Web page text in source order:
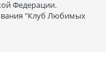
Федерации.
"Клуб Любимых